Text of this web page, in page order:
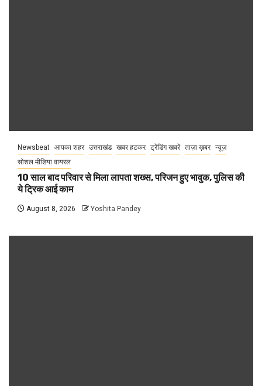
Newsbeat आपका शहर उत्तराखंड खबर हटकर ट्रेंडिंग खबरें ताज़ा ख़बर न्यूज़
सोशल मीडिया वायरल
10 साल बाद परिवार से मिला लापता शख्स, परिजन हुए भावुक, पुलिस की
ये ट्रिक आई काम
August 8, 2026 Yoshita Pandey